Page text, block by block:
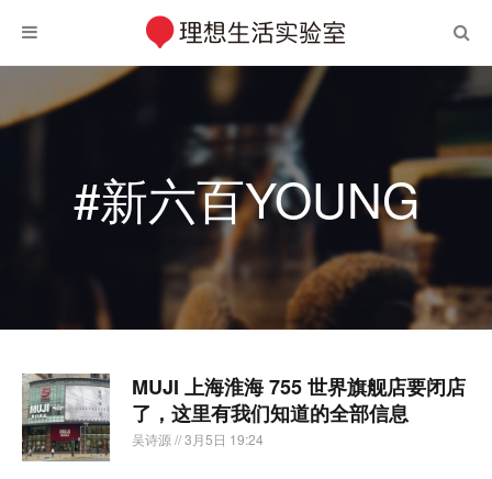
#新六百YOUNG
MUJI 上海淮海 755 世界旗舰店要闭店
了，这里有我们知道的全部信息
吴诗源 // 3月5日 19:24